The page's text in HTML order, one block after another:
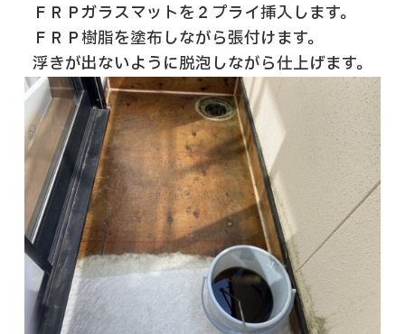
ＦＲＰガラスマットを２プライ挿入します。
ＦＲＰ樹脂を塗布しながら張付けます。
浮きが出ないように脱泡しながら仕上げます。